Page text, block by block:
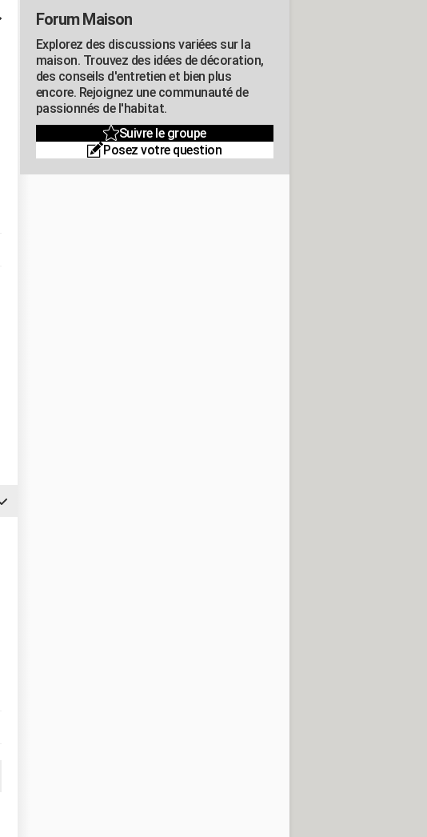
Forum Maison
Explorez des discussions variées sur la
maison. Trouvez des idées de décoration,
des conseils d'entretien et bien plus
encore. Rejoignez une communauté de
passionnés de l'habitat.
Suivre le groupe
Posez votre question